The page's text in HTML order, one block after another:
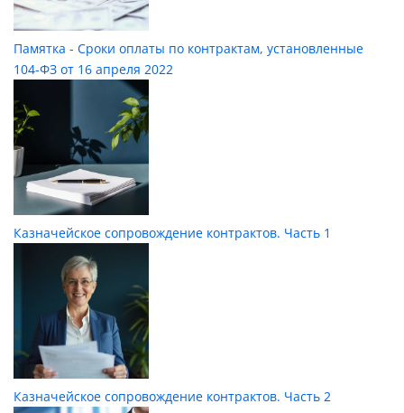
Памятка - Сроки оплаты по контрактам, установленные
104-ФЗ от 16 апреля 2022
Казначейское сопровождение контрактов. Часть 1
Казначейское сопровождение контрактов. Часть 2